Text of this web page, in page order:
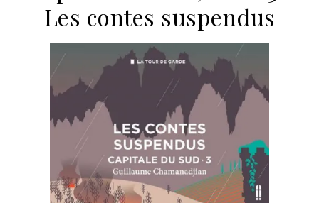
Les contes suspendus